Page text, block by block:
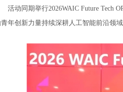
活动同期举行2026WAIC Future Tech
青年创新力量持续深耕人工智能前沿领域